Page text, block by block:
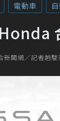
電動車
新聞網／記者趙